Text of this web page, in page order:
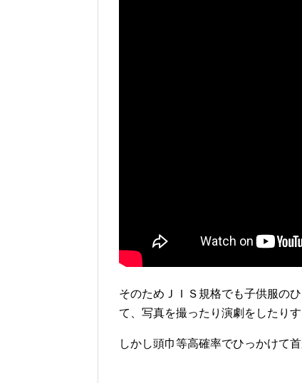
そのためＪＩＳ規格でも子供服の
て、写真を撮ったり演劇をしたり
しかし頭巾等高確率でひっかけて